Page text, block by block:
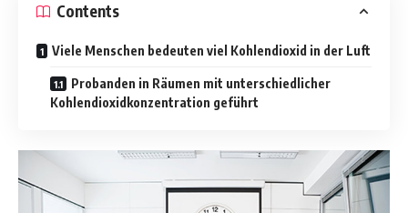
Contents
Viele Menschen bedeuten viel Kohlendioxid in der Luft
Probanden in Räumen mit unterschiedlicher
Kohlendioxidkonzentration geführt